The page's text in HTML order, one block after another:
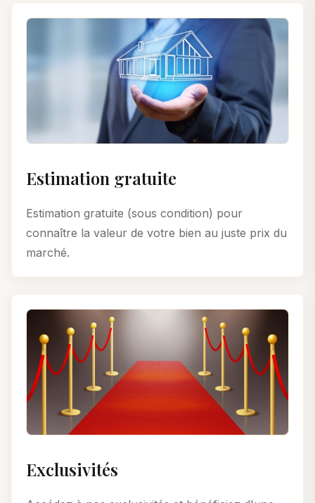
Estimation gratuite
Estimation gratuite (sous condition) pour
connaître la valeur de votre bien au juste prix du
marché.
Exclusivités